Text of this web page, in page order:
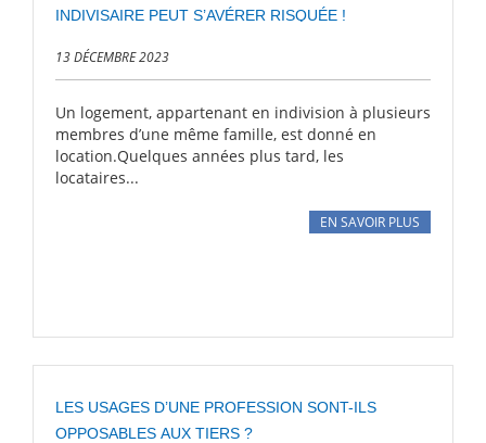
INDIVISAIRE PEUT S’AVÉRER RISQUÉE !
13 DÉCEMBRE 2023
Un logement, appartenant en indivision à plusieurs
membres d’une même famille, est donné en
location.Quelques années plus tard, les
locataires...
EN SAVOIR PLUS
LES USAGES D’UNE PROFESSION SONT-ILS
OPPOSABLES AUX TIERS ?